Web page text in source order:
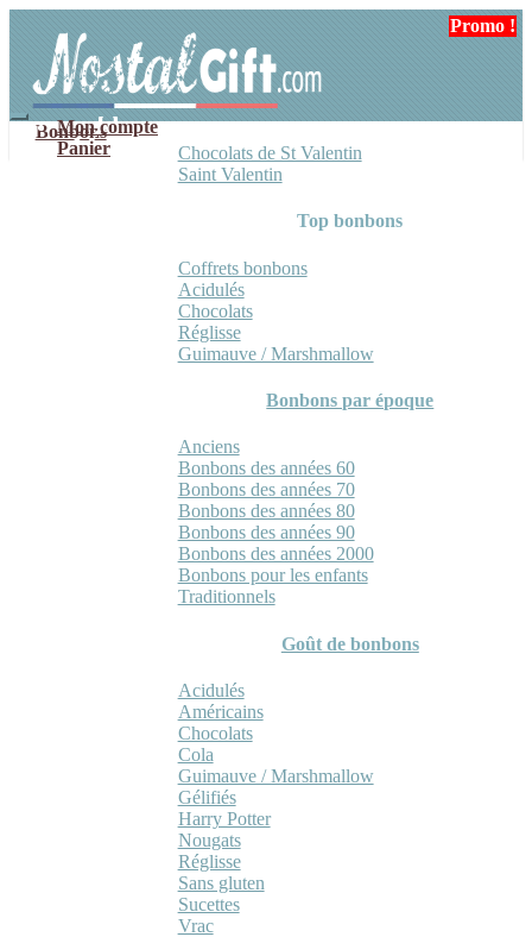
navigation
contenu
Mon compte
Panier
Bonbons
Chocolats de St Valentin
Saint Valentin
Top bonbons
Coffrets bonbons
Acidulés
Chocolats
Réglisse
Guimauve / Marshmallow
Bonbons par époque
Anciens
Bonbons des années 60
Bonbons des années 70
Bonbons des années 80
Bonbons des années 90
Bonbons des années 2000
Bonbons pour les enfants
Traditionnels
Goût de bonbons
Acidulés
Américains
Chocolats
Cola
Guimauve / Marshmallow
Gélifiés
Harry Potter
Nougats
Réglisse
Sans gluten
Sucettes
Vrac
Promo !
Promo !